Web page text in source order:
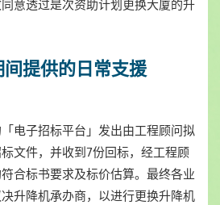
意透过是次资助计划更换大厦的升
提供的日常支援
电子招标平台」发出由工程顾问拟
文件，并收到7份回标，经工程顾
合标书要求及标价估算。最终各业
升降机承办商，以进行更换升降机